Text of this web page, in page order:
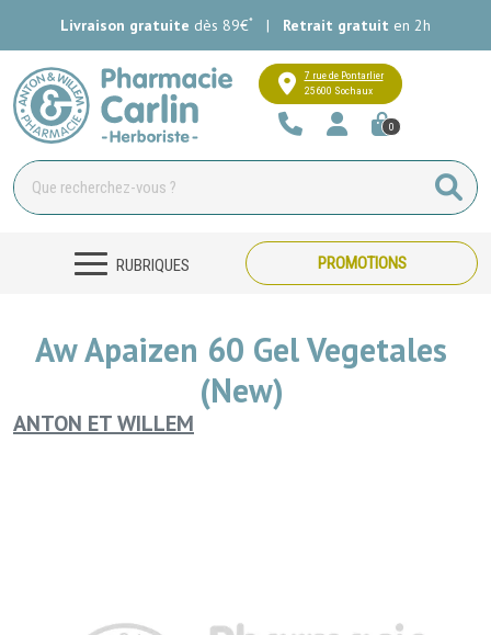
Livraison gratuite dès 89€* | Retrait gratuit en 2h
Pharmacie Carlin Votre
7 rue de Pontarlier
25600 Sochaux
0
RUBRIQUES PROMOTIONS
Aw Apaizen 60 Gel Vegetales
(New)
ANTON ET WILLEM